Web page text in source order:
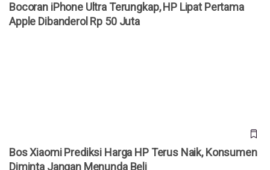
Bocoran iPhone Ultra Terungkap, HP Lipat Pertama
Apple Dibanderol Rp 50 Juta
Bos Xiaomi Prediksi Harga HP Terus Naik, Konsumen
Diminta Jangan Menunda Beli